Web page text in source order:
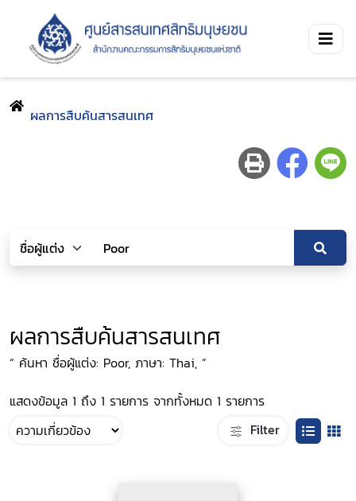
ผลการสืบค้นสารสนเทศ
ผลการสืบค้นสารสนเทศ
“ ค้นหา ชื่อผู้แต่ง: Poor, ภาษา: Thai, ”
แสดงข้อมูล 1 ถึง 1 รายการ จากทั้งหมด 1 รายการ
Filter